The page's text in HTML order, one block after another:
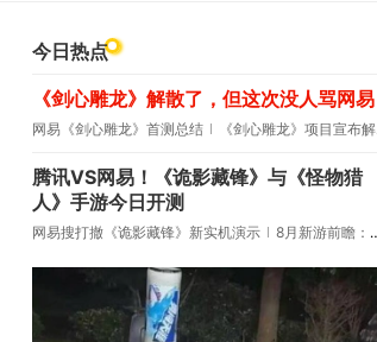
王权与自由 诛仙世界 新仙侠5
今日热点
《剑心雕龙》解散了，但这次没人骂网易
网易《剑心雕龙》首测总结 《剑心雕龙》项目宣布解散
腾讯VS网易！《诡影藏锋》与《怪物猎
人》手游今日开测
网易搜打撤《诡影藏锋》新实机演示 8月新游前瞻：《诡秘之主》领衔